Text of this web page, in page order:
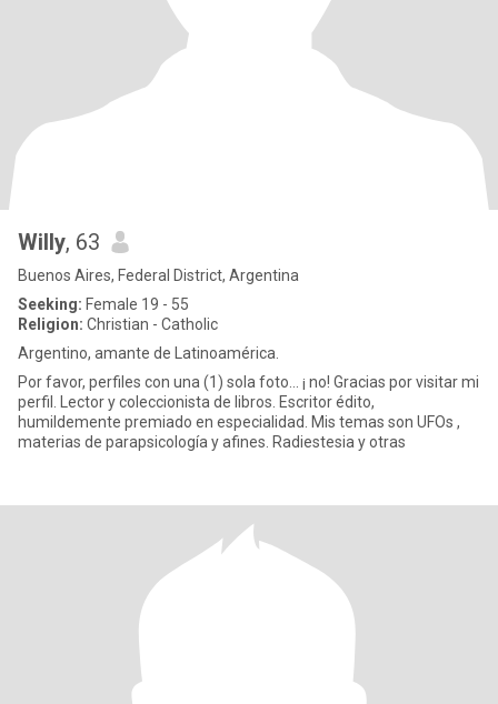
Willy, 63
Buenos Aires, Federal District, Argentina
Seeking: Female 19 - 55
Religion: Christian - Catholic
Argentino, amante de Latinoamérica.
Por favor, perfiles con una (1) sola foto... ¡ no! Gracias por visitar mi
perfil. Lector y coleccionista de libros. Escritor édito,
humildemente premiado en especialidad. Mis temas son UFOs ,
materias de parapsicología y afines. Radiestesia y otras